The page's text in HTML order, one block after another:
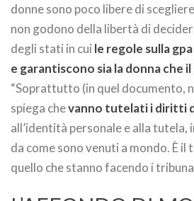
donne sono poco libere di
non godono della libertà di
degli stati in cui le regole sulla
e garantiscono sia la donna che
“Soprattutto (in quel documento,
spiega chevanno tutelati i diritti
all’identità personale e alla
da come sono venuti a mondo. È il
quello che stanno facendo i